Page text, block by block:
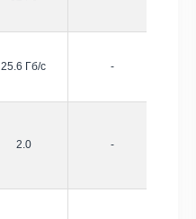
25.6 Гб/с -
2.0 -